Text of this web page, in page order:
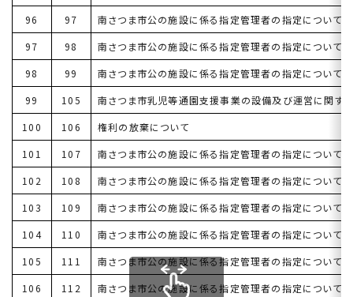
96
97
南さつま市公の施設に係る指定管理者の指定について
97
98
南さつま市公の施設に係る指定管理者の指定について
98
99
南さつま市公の施設に係る指定管理者の指定について
99
105
南さつま市乳児等通園支援事業の設備及び運営に関す
100
106
権利の放棄について
101
107
南さつま市公の施設に係る指定管理者の指定について
102
108
南さつま市公の施設に係る指定管理者の指定について
103
109
南さつま市公の施設に係る指定管理者の指定について
104
110
南さつま市公の施設に係る指定管理者の指定について
105
111
南さつま市公の施設に係る指定管理者の指定について
106
112
南さつま市公の施設に係る指定管理者の指定について